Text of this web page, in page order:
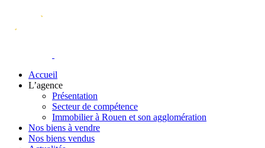
Accueil
L’agence
Présentation
Secteur de compétence
Immobilier à Rouen et son agglomération
Nos biens à vendre
Nos biens vendus